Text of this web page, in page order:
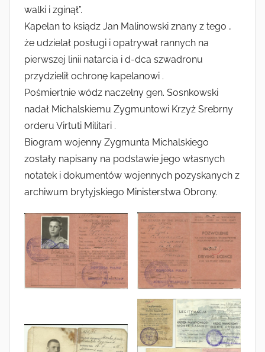
walki i zginął”.
Kapelan to ksiądz Jan Malinowski znany z tego ,
że udzielał posługi i opatrywał rannych na
pierwszej linii natarcia i d-dca szwadronu
przydzielił ochronę kapelanowi .
Pośmiertnie wódz naczelny gen. Sosnkowski
nadał Michalskiemu Zygmuntowi Krzyż Srebrny
orderu Virtuti Militari .
Biogram wojenny Zygmunta Michalskiego
zostały napisany na podstawie jego własnych
notatek i dokumentów wojennych pozyskanych z
archiwum brytyjskiego Ministerstwa Obrony.